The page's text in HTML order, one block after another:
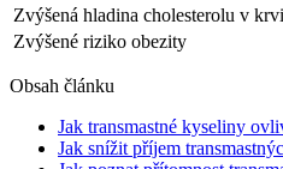
Zvýšená hladina cholesterolu v krvi
Zvýšené riziko obezity
Obsah článku
Jak transmastné kyseliny
Jak snížit příjem